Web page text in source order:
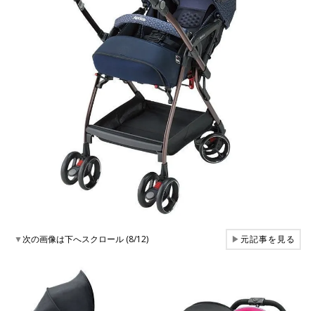
▼次の画像は下へスクロール (8/12) ▶元記事を見る